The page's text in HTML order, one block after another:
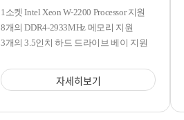
1소켓 Intel Xeon W-2200 Processor 지원
8개의 DDR4-2933MHz 메모리 지원
3개의 3.5인치 하드 드라이브 베이 지원
자세히보기